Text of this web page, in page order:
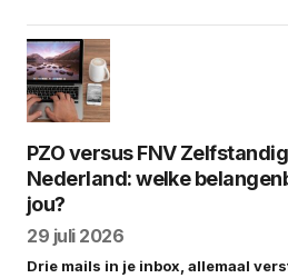
PZO versus FNV
Nederland: welke
jou?
29 juli 2026
Drie mails in je inbox, allemaal